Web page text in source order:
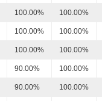
100.00% 100.00%
100.00% 100.00%
100.00% 100.00%
90.00% 100.00%
90.00% 100.00%